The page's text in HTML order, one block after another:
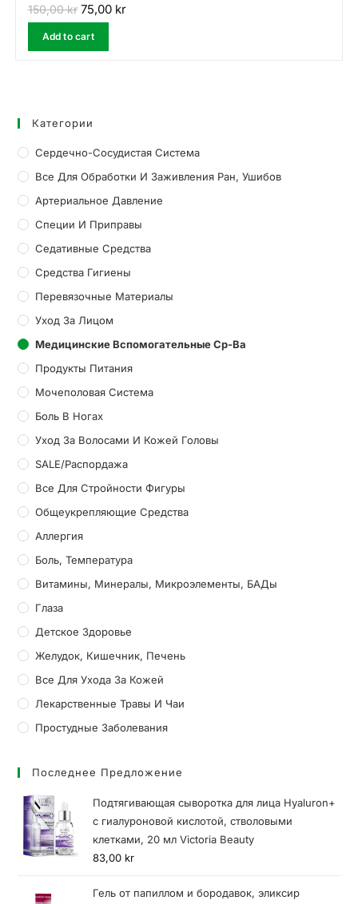
150,00kr 75,00 kr
Add to cart
Категории
Сердечно-Сосудистая Система
Все Для Обработки И Заживления Ран, Ушибов
Артериальное Давление
Специи И Приправы
Седативные Средства
Средства Гигиены
Перевязочные Материалы
Уход За Лицом
Медицинские Вспомогательные Ср-Ва
Продукты Питания
Мочеполовая Система
Боль В Ногах
Уход За Волосами И Кожей Головы
SALE/Распордажа
Все Для Стройности Фигуры
Общеукрепляющие Средства
Аллергия
Боль, Температура
Витамины, Минералы, Микроэлементы, БАДы
Глаза
Детское Здоровье
Желудок, Кишечник, Печень
Все Для Ухода За Кожей
Лекарственные Травы И Чаи
Простудные Заболевания
Последнее Предложение
Подтягивающая сыворотка для лица Hyaluron+
с гиалуроновой кислотой, стволовыми
клетками, 20 мл Victoria Beauty
83,00 kr
Гель от папиллом и бородавок, эликсир